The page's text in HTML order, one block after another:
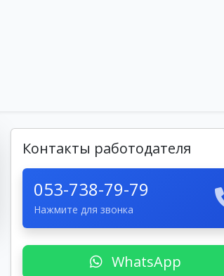
Контакты работодателя
053-738-79-79
Нажмите для звонка
WhatsApp